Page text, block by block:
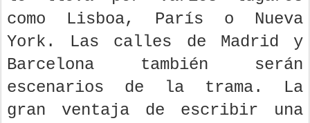
como Lisboa, París o Nueva
York. Las calles de Madrid y
Barcelona también serán
escenarios de la trama. La
gran ventaja de escribir una